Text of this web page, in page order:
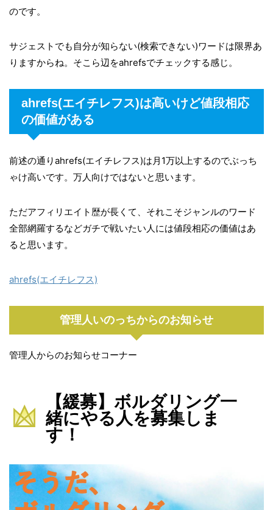
のです。
サジェストでも自分が知らない(検索できない)ワードは限界あ
りますからね。そこら辺をahrefsでチェックする感じ。
ahrefs(エイチレフス)は高いけど値段相応
の価値がある
前述の通りahrefs(エイチレフス)は月1万以上するのでぶっち
ゃけ高いです。万人向けではないと思います。
ただアフィリエイト歴が長くて、それこそジャンルのワード
全部網羅するなどガチで戦いたい人には値段相応の価値はあ
ると思います。
ahrefs(エイチレフス)
管理人いのっちからのお知らせ
管理人からのお知らせコーナー
【緩募】ボルダリング一
緒にやる人を募集しま
す！